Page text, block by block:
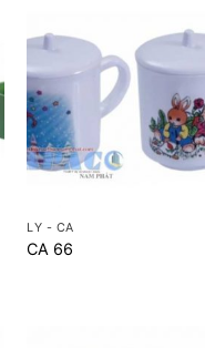
LY - CA
CA 66